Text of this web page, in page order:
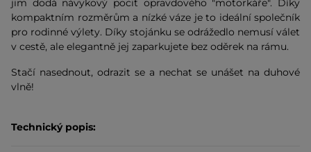
jim dodá návykový pocit opravdového "motorkáře". Díky
kompaktním rozměrům a nízké váze je to ideální společník
pro rodinné výlety. Díky stojánku se odrážedlo nemusí válet
v cestě, ale elegantně jej zaparkujete bez oděrek na rámu.
Stačí nasednout, odrazit se a nechat se unášet na duhové
vlně!
Technický popis: